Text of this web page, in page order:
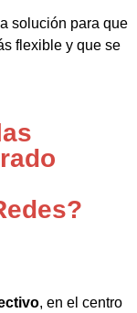
solución para que
flexible y que se
, en el centro